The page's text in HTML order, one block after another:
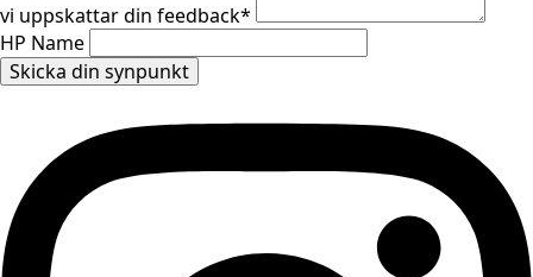
vi uppskattar din feedback*
HP Name
Skicka din synpunkt